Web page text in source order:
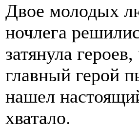
Двое молодых
ночлега
затянула
главный герой
нашел
хватало.